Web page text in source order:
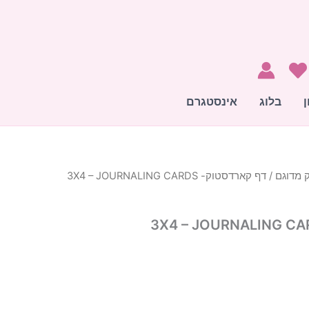
בלוג אינסטגרם
מדוגם / דף קארדסטוק- 3X4 – JOURNALING CARDS